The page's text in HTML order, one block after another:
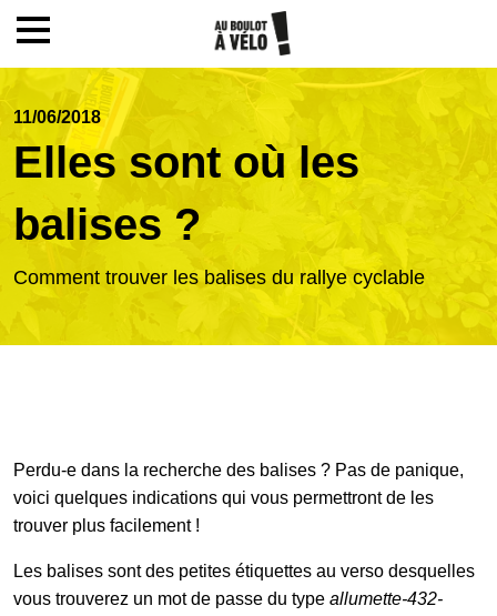
Accueil
Le challenge
Actualités
Galerie photos
11/06/2018
Elles sont où les
balises ?
Comment trouver les balises du rallye cyclable
Perdu-e dans la recherche des balises ? Pas de panique,
voici quelques indications qui vous permettront de les
trouver plus facilement !
Les balises sont des petites étiquettes au verso desquelles
vous trouverez un mot de passe du type allumette-432-